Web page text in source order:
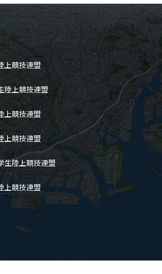
上競技連盟
陸上競技連盟
上競技連盟
上競技連盟
生陸上競技連盟
上競技連盟